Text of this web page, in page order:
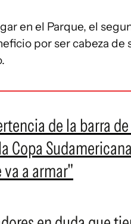
en el Parque, el
por ser cabeza de
de la barra
Copa
a armar"